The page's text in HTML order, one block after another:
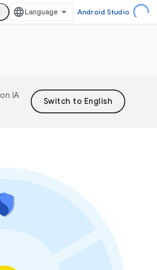
Android Studio
IA